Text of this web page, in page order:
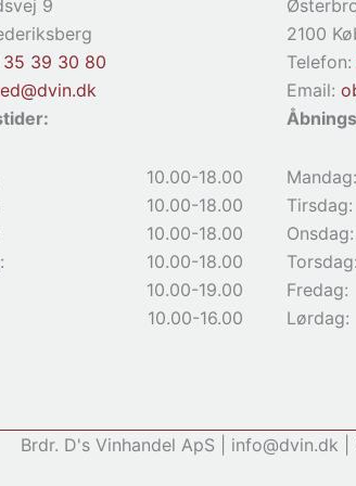
9
35 39 30 80
10.00-18.00
10.00-18.00
10.00-18.00
10.00-18.00
10.00-19.00
10.00-16.00
2100
Telefon:
Email:
Mandag:
Tirsdag:
Onsdag:
Torsdag:
Fredag:
Lørdag:
Brdr. D's Vinhandel ApS | info@dvin.dk